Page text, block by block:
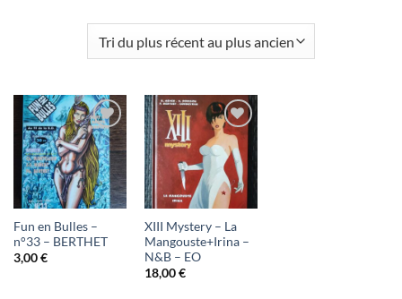
Ajouter
à ma
liste
Fun en Bulles –
n°33 – BERTHET
3,00€
Ajouter
à ma
liste
XIII Mystery – La
Mangouste+Irina –
N&B – EO
18,00€